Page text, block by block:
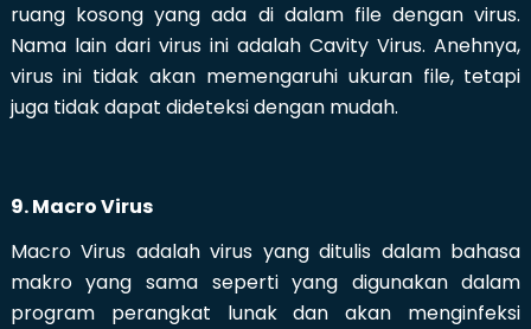
ruang kosong yang ada di dalam file dengan virus.
Nama lain dari virus ini adalah Cavity Virus. Anehnya,
virus ini tidak akan memengaruhi ukuran file, tetapi
juga tidak dapat dideteksi dengan mudah.
9. Macro Virus
Macro Virus adalah virus yang ditulis dalam bahasa
makro yang sama seperti yang digunakan dalam
program perangkat lunak dan akan menginfeksi